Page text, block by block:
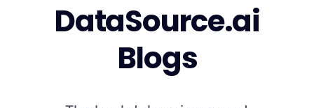
DataSource.ai
Blogs